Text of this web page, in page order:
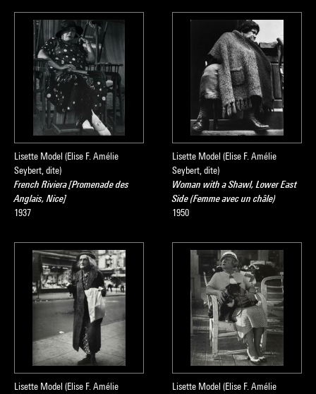
Lisette Model (Elise F. Amélie
Seybert, dite)
French Riviera [Promenade des
Anglais, Nice]
1937
Lisette Model (Elise F. Amélie
Seybert, dite)
Woman with a Shawl, Lower East
Side (Femme avec un châle)
1950
Lisette Model (Elise F. Amélie
Lisette Model (Elise F. Amélie